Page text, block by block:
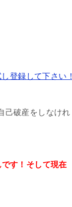
登録して下さい！
己破産をしなけれ
す！そして現在